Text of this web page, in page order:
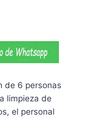
de 6 personas
limpieza de
el personal